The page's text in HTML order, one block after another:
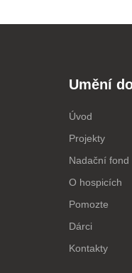
Umění
Úvod
Projekty
Nadační fond
O hospicích
Pomozte
Dárci
Kontakty